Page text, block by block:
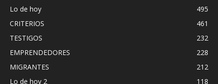
Lo de hoy
495
CRITERIOS
461
TESTIGOS
232
EMPRENDEDORES
228
MIGRANTES
212
Lo de hoy 2
118